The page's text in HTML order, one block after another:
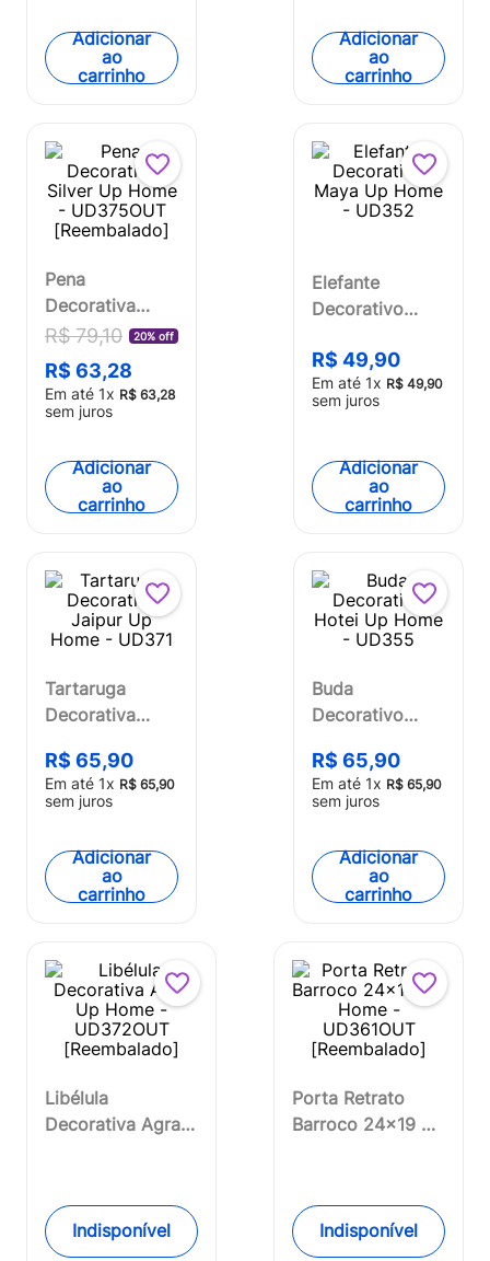
Adicionar
ao
carrinho
Adicionar
ao
carrinho
Pena
Decorativa
Silver Up Home
- UD375OUT
[Reembalado]
R$ 79,10 20% off
R$ 63,28
Em até 1x R$ 63,28
sem juros
Adicionar
ao
carrinho
Elefante
Decorativo
- UD352
R$ 49,90
Em até 1x R$ 49,90
sem juros
Adicionar
ao
carrinho
Tartaruga
Decorativa
Home - UD371
R$ 65,90
Em até 1x R$ 65,90
sem juros
Adicionar
ao
carrinho
Buda
Decorativo
- UD355
R$ 65,90
Em até 1x R$ 65,90
sem juros
Adicionar
ao
carrinho
Libélula
Decorativa Agra
[Reembalado]
Indisponível
Porta Retrato
Barroco 24x19 Up
[Reembalado]
Indisponível